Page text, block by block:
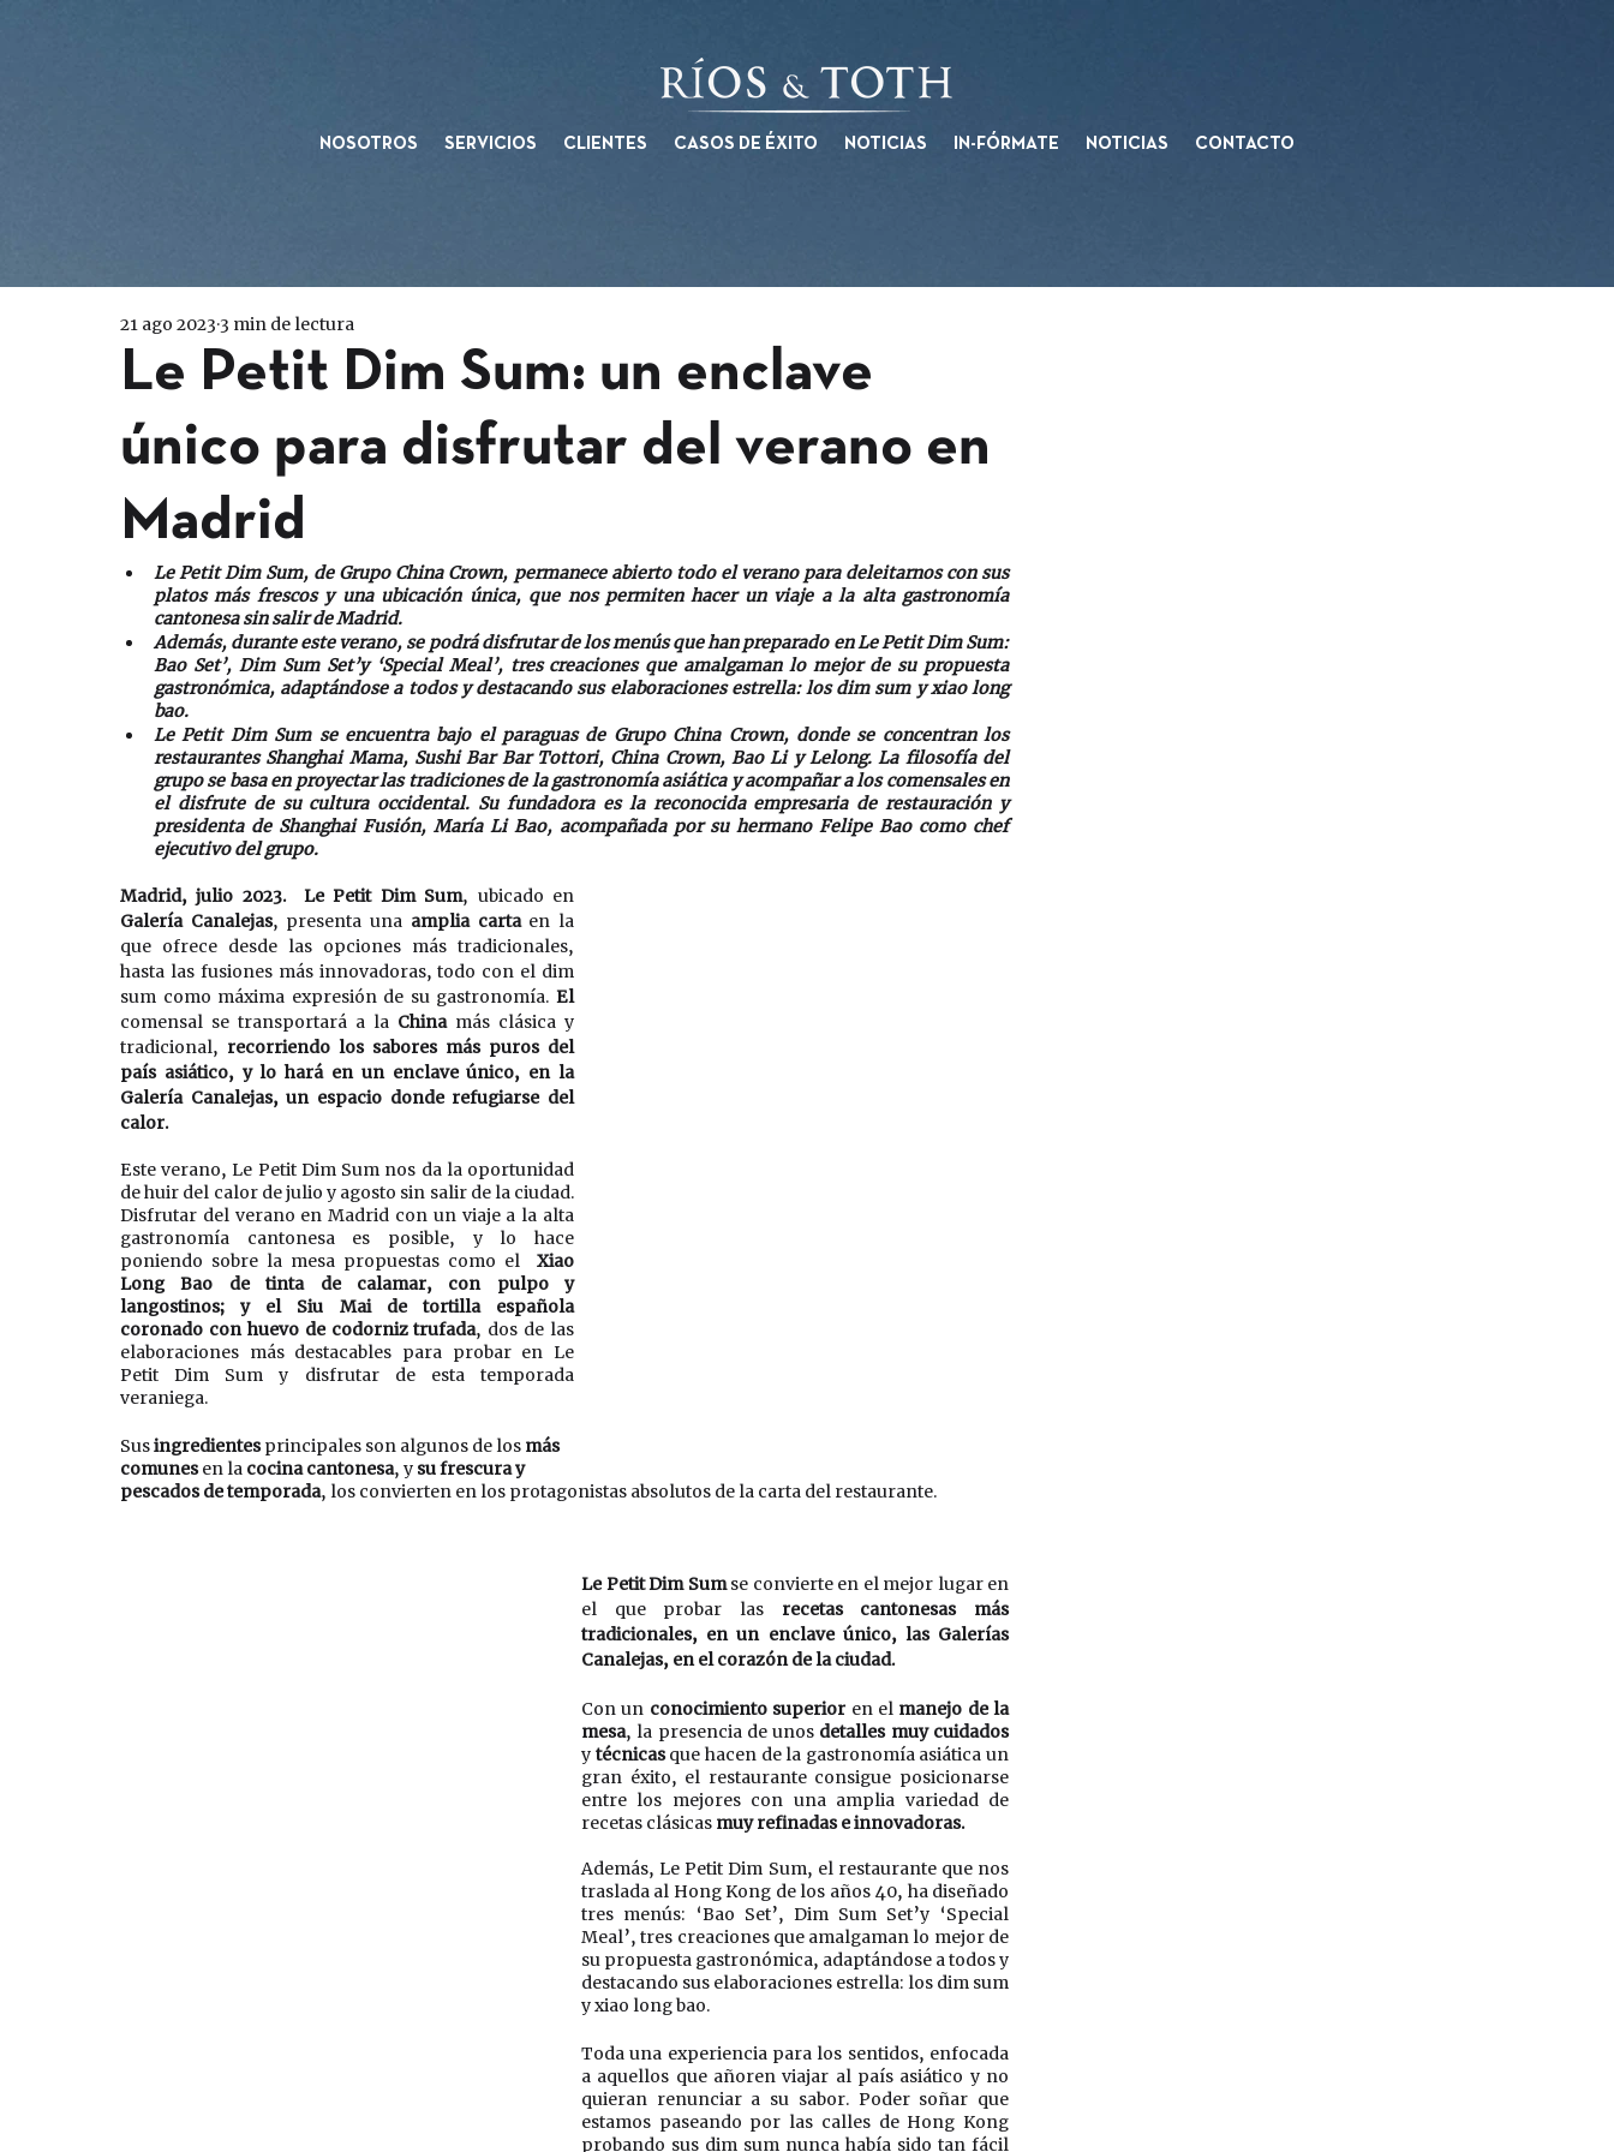
NOSOTROS SERVICIOS CLIENTES CASOS DE ÉXITO NOTICIAS IN-FÓRMATE NOTICIAS CONTACTO
Le Petit Dim Sum: un enclave
único para disfrutar del verano en
Madrid
21 ago 2023 3 min de lectura
Le Petit Dim Sum, de Grupo China Crown, permanece abierto todo el verano para deleitarnos con sus
platos más frescos y una ubicación única, que nos permiten hacer un viaje a la alta gastronomía
cantonesa sin salir de Madrid.
Además, durante este verano, se podrá disfrutar de los menús que han preparado en Le Petit Dim Sum:
Bao Set’, Dim Sum Set’y ‘Special Meal’, tres creaciones que amalgaman lo mejor de su propuesta
gastronómica, adaptándose a todos y destacando sus elaboraciones estrella: los dim sum y xiao long
bao.
Le Petit Dim Sum se encuentra bajo el paraguas de Grupo China Crown, donde se concentran los
restaurantes Shanghai Mama, Sushi Bar Bar Tottori, China Crown, Bao Li y Lelong. La filosofía del
grupo se basa en proyectar las tradiciones de la gastronomía asiática y acompañar a los comensales en
el disfrute de su cultura occidental. Su fundadora es la reconocida empresaria de restauración y
presidenta de Shanghai Fusión, María Li Bao, acompañada por su hermano Felipe Bao como chef
ejecutivo del grupo.
Madrid, julio 2023. Le Petit Dim Sum
Galería Canalejas, presenta una amplia carta en la
que ofrece desde las opciones más tradicionales,
hasta las fusiones más innovadoras, todo con el dim
sum como máxima expresión de su gastronomía.
El
comensal se transportará a la China más clásica y
tradicional, recorriendo los sabores más puros del
país asiático, y lo hará en un enclave único, en la
Galería Canalejas, un espacio donde refugiarse del
calor.
Este verano, Le Petit Dim Sum nos da la oportunidad
de huir del calor de julio y agosto sin salir de la ciudad.
Disfrutar del verano en Madrid con un viaje a la alta
gastronomía cantonesa es posible, y lo hace
poniendo sobre la mesa propuestas como el Xiao
Long Bao de tinta de calamar, con pulpo y
langostinos; y el Siu Mai de tortilla española
coronado con huevo de codorniz trufada, dos de las
elaboraciones más destacables para probar en Le
Petit Dim Sum y disfrutar de esta temporada
veraniega.
Sus ingredientes principales son algunos de los más
comunes en la cocina cantonesa, y su frescura y
pescados de temporada, los convierten en los protagonistas absolutos de la carta del restaurante.
Le Petit Dim Sum se convierte en el mejor lugar en
el que probar las recetas cantonesas más
tradicionales, en un enclave único, las Galerías
Canalejas, en el corazón de la ciudad.
Con un conocimiento superior en el manejo de la
mesa, la presencia de unos detalles muy cuidados
y técnicas que hacen de la gastronomía asiática un
gran éxito, el restaurante consigue posicionarse
entre los mejores con una amplia variedad de
recetas clásicas muy refinadas e innovadoras.
Además, Le Petit Dim Sum, el restaurante que nos
traslada al Hong Kong de los años 40, ha diseñado
tres menús: ‘Bao Set’, Dim Sum Set’y ‘Special
Meal’, tres creaciones que amalgaman lo mejor de
su propuesta gastronómica, adaptándose a todos y
destacando sus elaboraciones estrella: los dim sum
y xiao long bao.
Toda una experiencia para los sentidos, enfocada
a aquellos que añoren viajar al país asiático y no
quieran renunciar a su sabor. Poder soñar que
estamos paseando por las calles de Hong Kong
probando sus dim sum nunca había sido tan fácil